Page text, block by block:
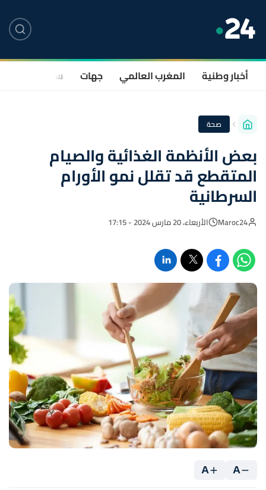
أخبار وطنية المغرب العالمي جهات سياسة
صحة
بعض الأنظمة الغذائية والصيام
المتقطع قد تقلل نمو الأورام
السرطانية
Maroc24 الأربعاء، 20 مارس 2024 - 17:15
A
A